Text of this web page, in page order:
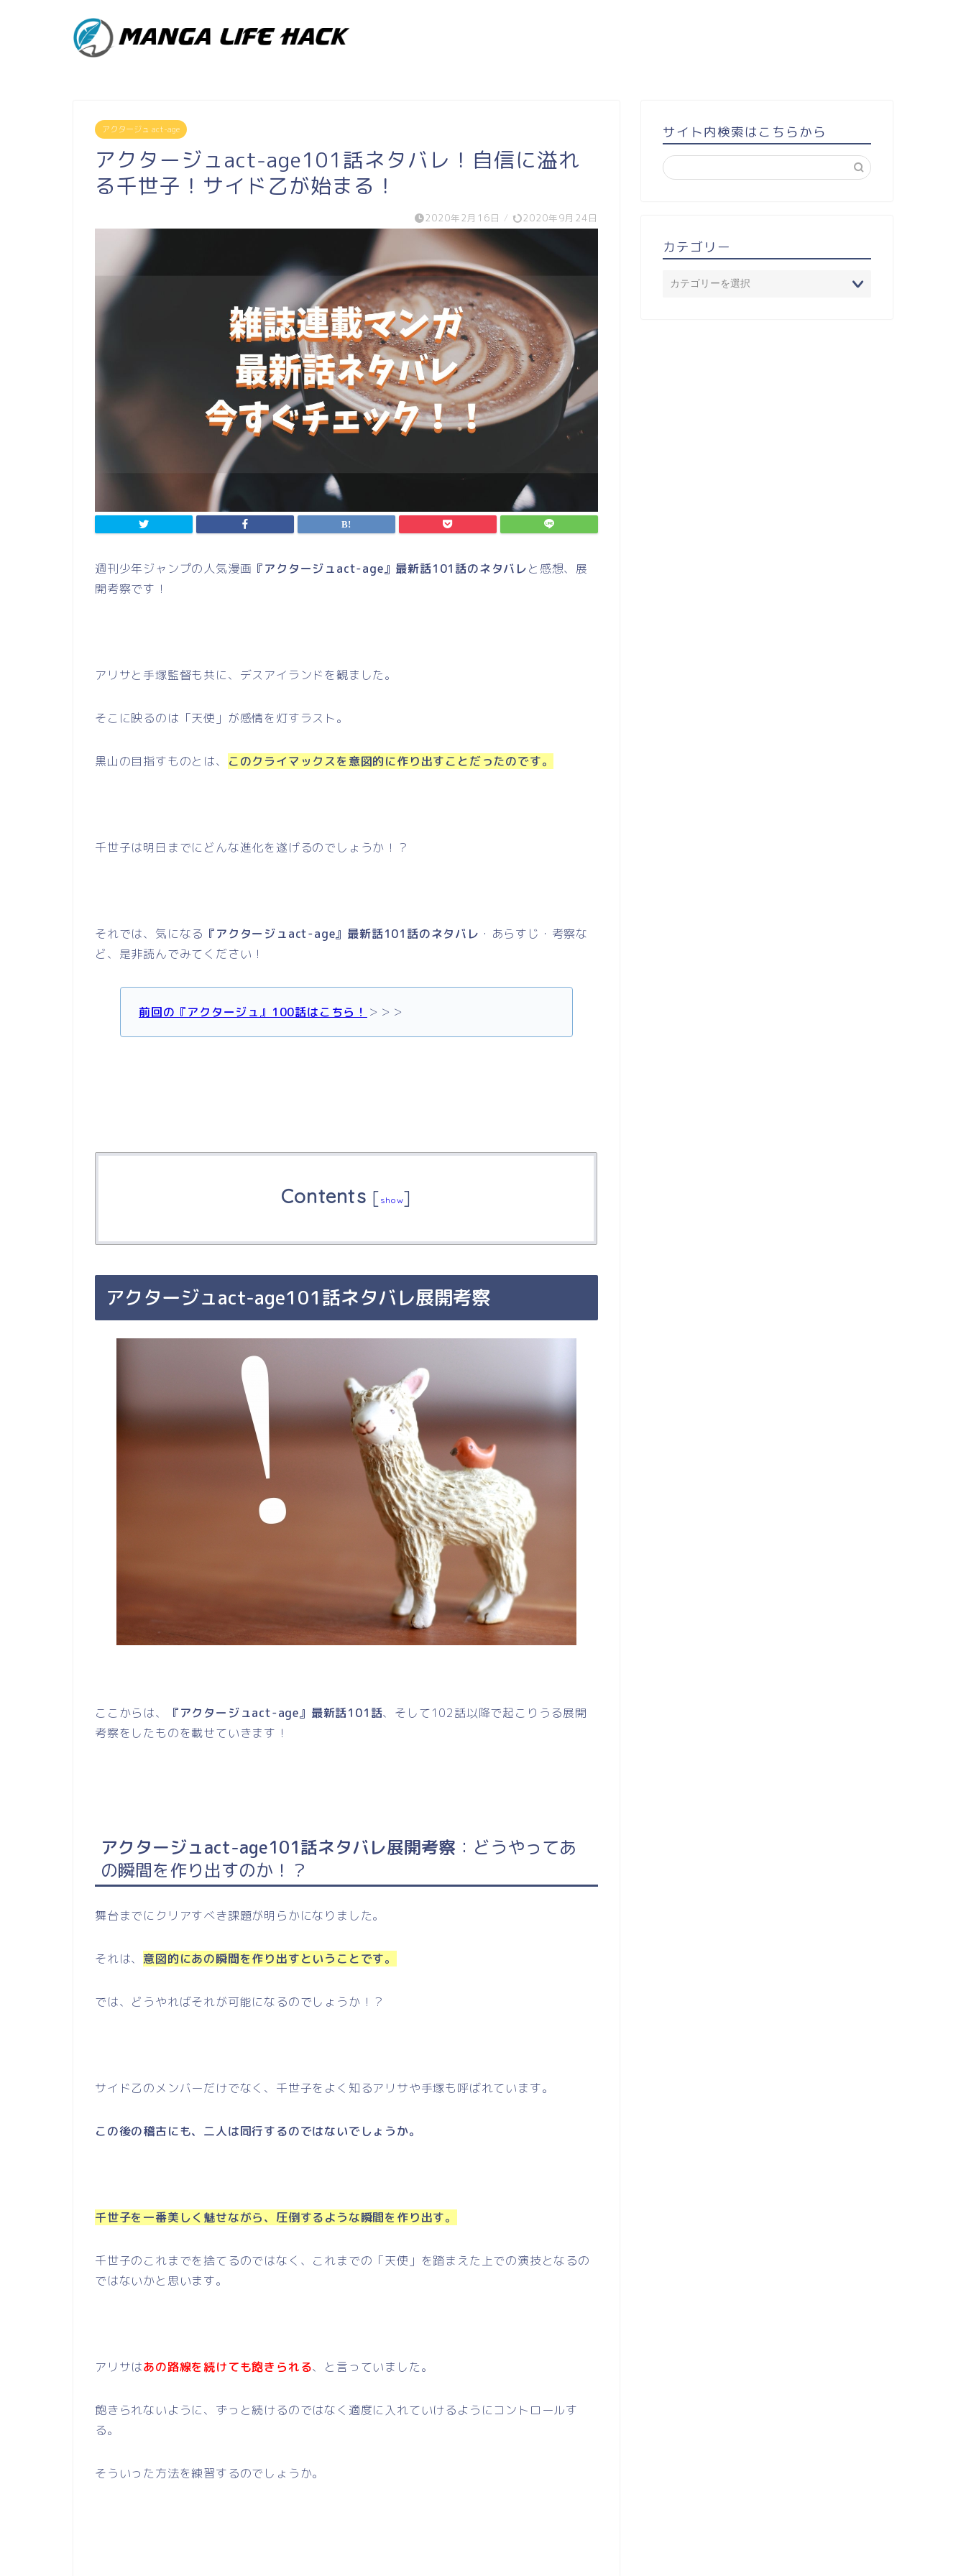
アクタージュ act-age
アクタージュact-age101話ネタバレ！自信に溢れ
る千世子！サイド乙が始まる！
2020年2月16日 / 2020年9月24日
週刊少年ジャンプの人気漫画 『アクタージュact-age』最新話101話のネタバレと感想、展
開考察です！
アリサと手塚監督も共に、デスアイランドを観ました。
そこに映るのは「天使」が感情を灯すラスト。
黒山の目指すものとは、 このクライマックスを意図的に作り出すことだったのです。
千世子は明日までにどんな進化を遂げるのでしょうか！？
それでは、気になる 『アクタージュact-age』最新話101話のネタバレ ・あらすじ・考察な
ど、是非読んでみてください！
前回の『アクタージュ』100話はこちら！ ＞＞＞
Contents [ show]
アクタージュact-age101話ネタバレ展開考察
ここからは、 『アクタージュact-age』最新話101話、そして102話以降で起こりうる展開
考察をしたものを載せていきます！
アクタージュact-age101話ネタバレ展開考察 ：どうやってあ
の瞬間を作り出すのか！？
舞台までにクリアすべき課題が明らかになりました。
それは、 意図的にあの瞬間を作り出すということです。
では、どうやればそれが可能になるのでしょうか！？
サイド乙のメンバーだけでなく、千世子をよく知るアリサや手塚も呼ばれています。
この後の稽古にも、二人は同行するのではないでしょうか。
千世子を一番美しく魅せながら、圧倒するような瞬間を作り出す。
千世子のこれまでを捨てるのではなく、これまでの「天使」を踏まえた上での演技となるの
ではないかと思います。
アリサはあの路線を続けても飽きられる、と言っていました。
飽きられないように、ずっと続けるのではなく適度に入れていけるようにコントロールす
る。
そういった方法を練習するのでしょうか。
サイト内検索はこちらから
カテゴリー